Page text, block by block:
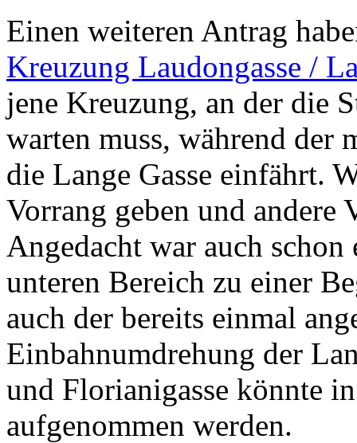
Einen weiteren Antrag
Kreuzung Laudongasse /
jene Kreuzung, an der die
warten muss, während
die Lange Gasse einfährt.
Vorrang geben und andere
Angedacht war auch
unteren Bereich zu einer
auch der bereits einmal
Einbahnumdrehung der
und Florianigasse könnte
aufgenommen werden.